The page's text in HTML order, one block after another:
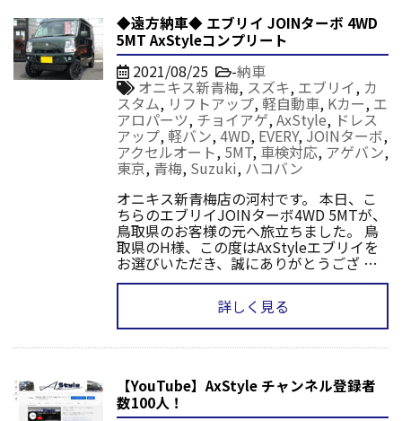
◆遠方納車◆ エブリイ JOINターボ 4WD
5MT AxStyleコンプリート
2021/08/25 -納車
オニキス新青梅, スズキ, エブリイ, カ
スタム, リフトアップ, 軽自動車, Kカー, エ
アロパーツ, チョイアゲ,AxStyle, ドレス
アップ, 軽バン,4WD, EVERY, JOINターボ,
アクセルオート, 5MT, 車検対応, アゲバン,
東京, 青梅, Suzuki, ハコバン
オニキス新青梅店の河村です。 本日、こ
ちらのエブリイJOINターボ4WD 5MTが、
鳥取県のお客様の元へ旅立ちました。 鳥
取県のH様、この度はAxStyleエブリイを
お選びいただき、誠にありがとうござ …
詳しく見る
【YouTube】AxStyle チャンネル登録者
数100人！